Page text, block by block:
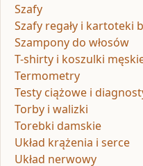
Szafy
Szafy regały i kartoteki
Szampony do włosów
T-shirty i koszulki
Termometry
Testy ciążowe i
Torby i walizki
Torebki damskie
Układ krążenia i serce
Układ nerwowy